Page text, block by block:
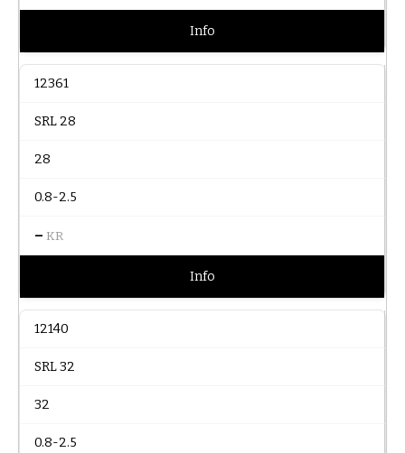
Info
12361
SRL 28
28
0.8-2.5
– KR
Info
12140
SRL 32
32
0.8-2.5